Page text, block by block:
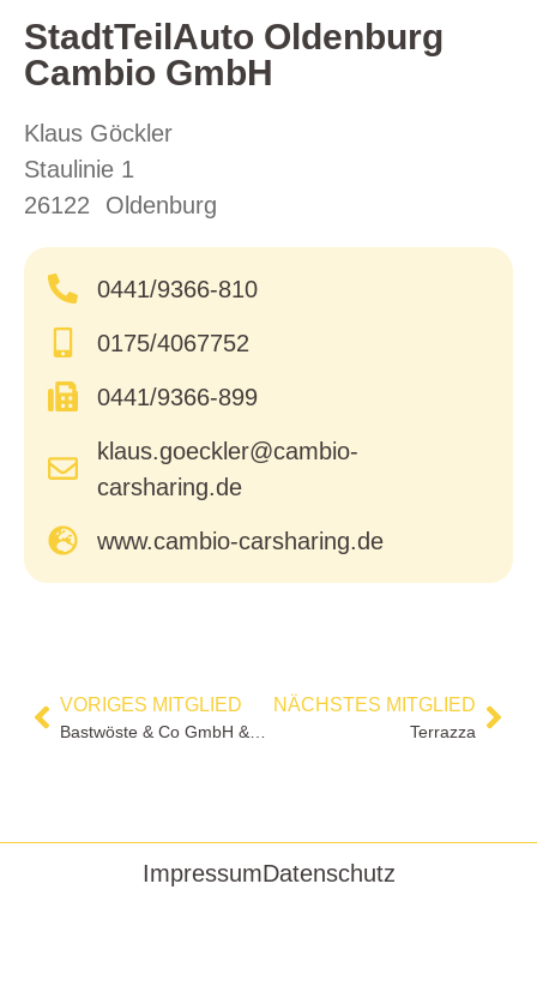
StadtTeilAuto Oldenburg
Cambio GmbH
Klaus Göckler
Staulinie 1
26122
Oldenburg
0441/9366-810
0175/4067752
0441/9366-899
klaus.goeckler@cambio-
carsharing.de
www.cambio-carsharing.de
VORIGES MITGLIED NÄCHSTES MITGLIED
Terrazza
ImpressumDatenschutz